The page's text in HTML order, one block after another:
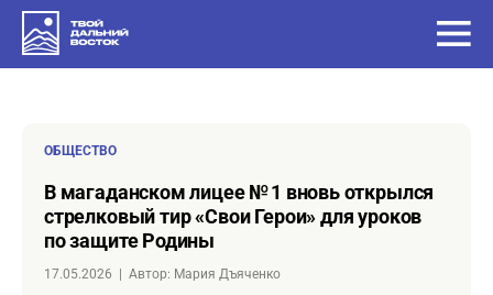
ОБЩЕСТВО
в магаданском лицее № 1 вновь открылся
стрелковый тир «Свои Герои» для уроков
по защите Родины
17.05.2026 Автор: Мария Дъяченко